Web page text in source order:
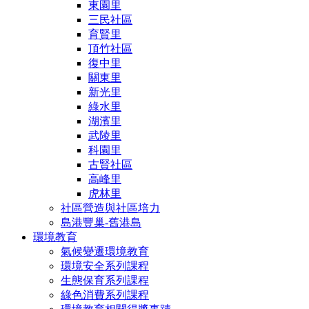
東園里
三民社區
育賢里
頂竹社區
復中里
關東里
新光里
綠水里
湖濱里
武陵里
科園里
古賢社區
高峰里
虎林里
社區營造與社區培力
島港豐巢-舊港島
環境教育
氣候變遷環境教育
環境安全系列課程
生態保育系列課程
綠色消費系列課程